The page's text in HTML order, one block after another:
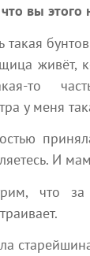
вы этого
такая
живёт,
то
у меня
И
что